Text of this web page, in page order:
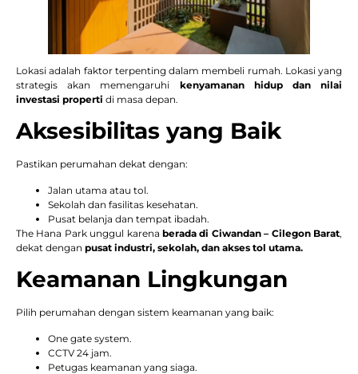
Lokasi adalah faktor terpenting dalam membeli rumah. Lokasi yang
strategis akan memengaruhi kenyamanan hidup dan nilai
investasi properti di masa depan.
Aksesibilitas yang Baik
Pastikan perumahan dekat dengan:
Jalan utama atau tol.
Sekolah dan fasilitas kesehatan.
Pusat belanja dan tempat ibadah.
The Hana Park unggul karena berada di Ciwandan – Cilegon Barat,
dekat dengan pusat industri, sekolah, dan akses tol utama.
Keamanan Lingkungan
Pilih perumahan dengan sistem keamanan yang baik:
One gate system.
CCTV 24 jam.
Petugas keamanan yang siaga.